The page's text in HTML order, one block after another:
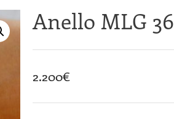
Anello MLG 36
2.200€